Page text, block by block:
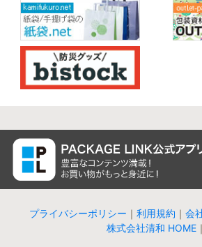
プライバシーポリシー ｜ 利用規約 ｜ 会
株式会社清和 HOME｜